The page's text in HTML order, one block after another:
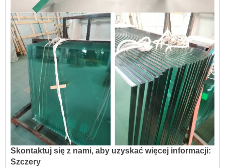
Skontaktuj się z nami, aby uzyskać więcej informacji:
Szczery